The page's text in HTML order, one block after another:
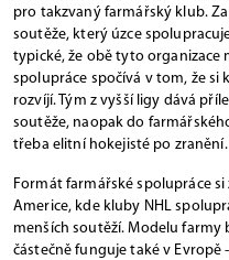
pro takzvaný farmářský klub.
soutěže, který úzce
typické, že obě tyto organizace
spolupráce spočívá v tom, že si
rozvíjí. Tým z vyšší ligy dává
soutěže, naopak do
třeba elitní hokejisté po zranění.
Formát farmářské spolupráce
Americe, kde kluby NHL
menších soutěží. Modelu farmy
částečně funguje také v Evropě